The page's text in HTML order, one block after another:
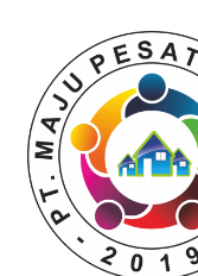
navigation
content